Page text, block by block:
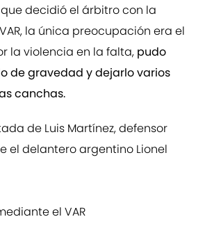
decidió el árbitro con la
la única preocupación era el
la violencia en la falta, pudo
de gravedad y dejarlo varios
canchas.
de Luis Martínez, defensor
el delantero argentino Lionel
el VAR